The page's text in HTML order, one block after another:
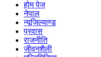
होम पेज
नेपाल
न्यूजिल्याण्ड
प्रवास
राजनीति
जीवनशैली